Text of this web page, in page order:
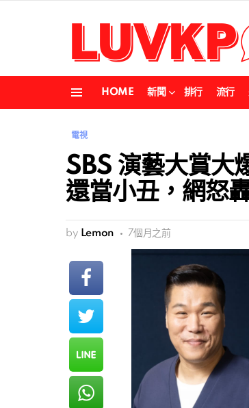
HOME 新聞 排行 流行
電視
SBS 演藝大賞大
還當小丑，網怒
by Lemon 7個月之前